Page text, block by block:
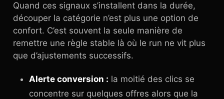
Quand ces signaux s’installent dans la durée,
découper la catégorie n’est plus une option de
confort. C’est souvent la seule manière de
remettre une règle stable là où le run ne vit plus
que d’ajustements successifs.
Alerte conversion : la moitié des clics se
concentre sur quelques offres alors que la